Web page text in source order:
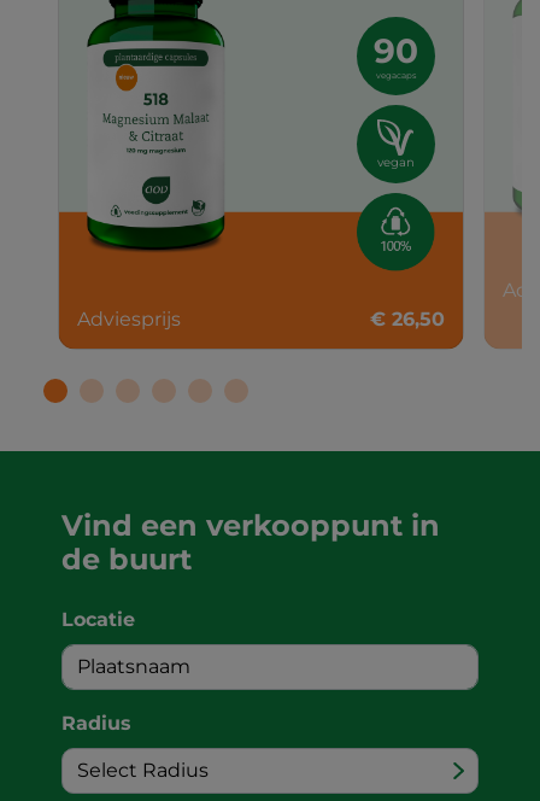
90
vegacaps
vegan
Adviesprijs € 26,50
Vind een verkooppunt in
de buurt
Locatie
Radius